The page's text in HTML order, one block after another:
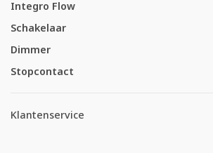
Integro Flow
Schakelaar
Dimmer
Stopcontact
Klantenservice